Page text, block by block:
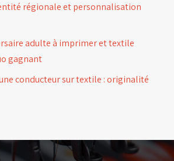
régionale et personnalisation
adulte à imprimer et textile
gagnant
conducteur sur textile : originalité